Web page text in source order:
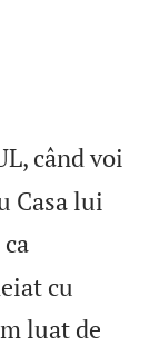
când voi
Casa lui
cu
luat de